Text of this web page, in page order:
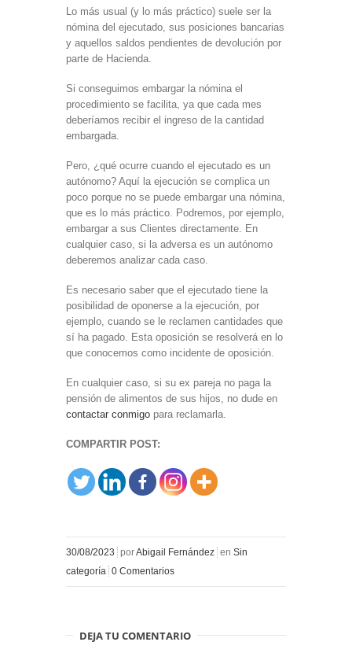
Lo más usual (y lo más práctico) suele ser la
nómina del ejecutado, sus posiciones bancarias
y aquellos saldos pendientes de devolución por
parte de Hacienda.
Si conseguimos embargar la nómina el
procedimiento se facilita, ya que cada mes
deberíamos recibir el ingreso de la cantidad
embargada.
Pero, ¿qué ocurre cuando el ejecutado es un
autónomo? Aquí la ejecución se complica un
poco porque no se puede embargar una nómina,
que es lo más práctico. Podremos, por ejemplo,
embargar a sus Clientes directamente. En
cualquier caso, si la adversa es un autónomo
deberemos analizar cada caso.
Es necesario saber que el ejecutado tiene la
posibilidad de oponerse a la ejecución, por
ejemplo, cuando se le reclamen cantidades que
sí ha pagado. Esta oposición se resolverá en lo
que conocemos como incidente de oposición.
En cualquier caso, si su ex pareja no paga la
pensión de alimentos de sus hijos, no dude en
contactar conmigo para reclamarla.
COMPARTIR POST:
30/08/2023 porAbigail Fernández en Sin
categoría 0 Comentarios
DEJA TU COMENTARIO